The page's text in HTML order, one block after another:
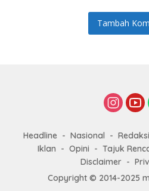
Tambah
Headline Nasional Redaksi
Iklan
Opini Tajuk
Disclaimer
Copyright © 2014-2025